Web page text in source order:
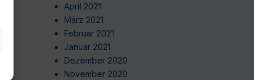
April 2021
März 2021
Februar 2021
Januar 2021
Dezember 2020
November 2020